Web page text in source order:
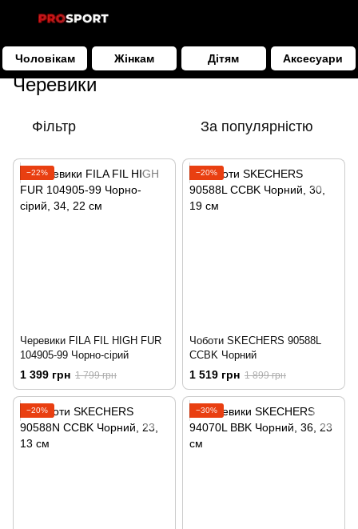
Чоловікам Жінкам Дітям Аксесуари
Дітям Взуття Черевики
Черевики
Фільтр За популярністю
−22%
Черевики FILA FIL HIGH FUR
104905-99 Чорно-сірий
1 399 грн 1 799 грн
−20%
Чоботи SKECHERS 90588L
CCBK Чорний
1 519 грн 1 899 грн
−20% −30%